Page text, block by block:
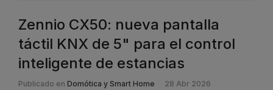
Zennio CX50: nueva pantalla
táctil KNX de 5" para el control
inteligente de estancias
Publicado en Domótica y Smart Home 28 Abr 2026